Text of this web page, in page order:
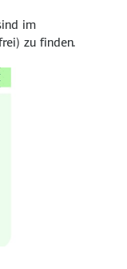
im
zu finden.